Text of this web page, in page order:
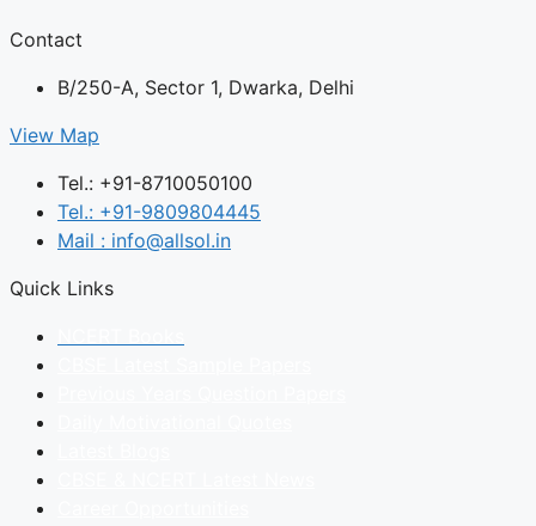
Contact
B/250-A, Sector 1, Dwarka, Delhi
View Map
Tel.: +91-8710050100
Tel.: +91-9809804445
Mail : info@allsol.in
Quick Links